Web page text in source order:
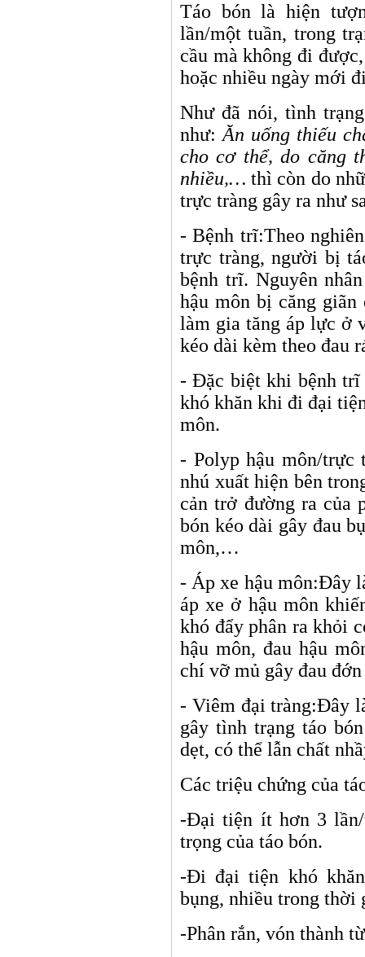
Táo bón là hiện
lần/một tuần, trong
cầu mà không đi
hoặc nhiều ngày mới
Như đã nói, tình
như:Ăn uống thiếu
cho cơ thể, do căng
nhiều,…thì còn do
trực tràng gây ra như
- Bệnh trĩ:Theo
trực tràng, người bị
bệnh trĩ. Nguyên
hậu môn bị căng
làm gia tăng áp lực ở
kéo dài kèm theo đau
- Đặc biệt khi bệnh trĩ
khó khăn khi đi đại
môn.
- Polyp hậu môn/trực
nhú xuất hiện bên
cản trở đường ra của
bón kéo dài gây đau
môn,…
- Áp xe hậu môn:Đây
áp xe ở hậu môn
khó đẩy phân ra khỏi
hậu môn, đau hậu
chí vỡ mủ gây đau
- Viêm đại tràng:Đây
gây tình trạng táo
dẹt, có thể lẫn chất
Các triệu chứng của
-Đại tiện ít hơn 3 lần/
trọng của táo bón.
-Đi đại tiện khó
bụng, nhiều trong thời
-Phân rắn, vón thành